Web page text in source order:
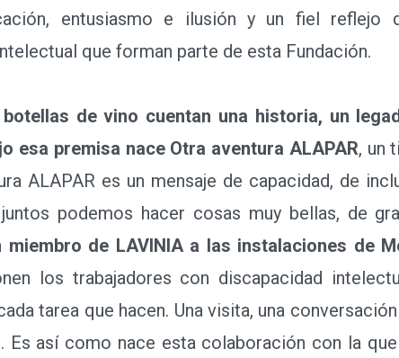
entusiasmo e ilusión y un fiel
que forman parte de esta Fundación.
de vino cuentan una historia, un
esa premisa nace Otra aventura ALAPAR, un
ALAPAR es un mensaje de capacidad, de
podemos hacer cosas muy bellas, de
de LAVINIA a las instalaciones de
los trabajadores con discapacidad
tarea que hacen. Una visita, una
Es así como nace esta colaboración con la